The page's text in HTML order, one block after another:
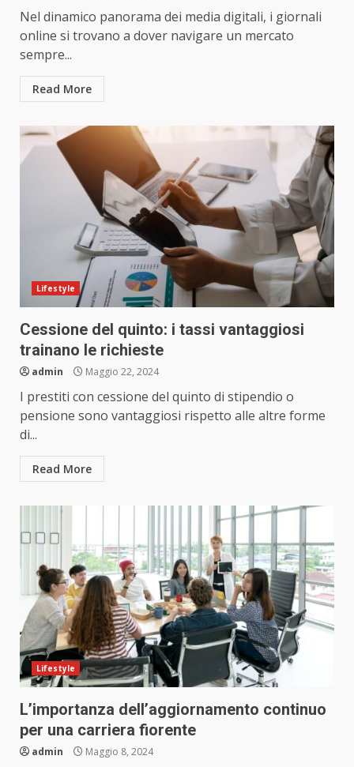
Nel dinamico panorama dei media digitali, i giornali
online si trovano a dover navigare un mercato
sempre...
Read More
Lifestyle
Cessione del quinto: i tassi vantaggiosi
trainano le richieste
admin Maggio 22, 2024
I prestiti con cessione del quinto di stipendio o
pensione sono vantaggiosi rispetto alle altre forme
di...
Read More
Lifestyle
L’importanza dell’aggiornamento continuo
per una carriera fiorente
admin Maggio 8, 2024